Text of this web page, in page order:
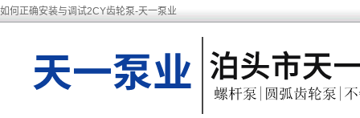
如何正确安装与调试2CY齿轮泵-天一泵业